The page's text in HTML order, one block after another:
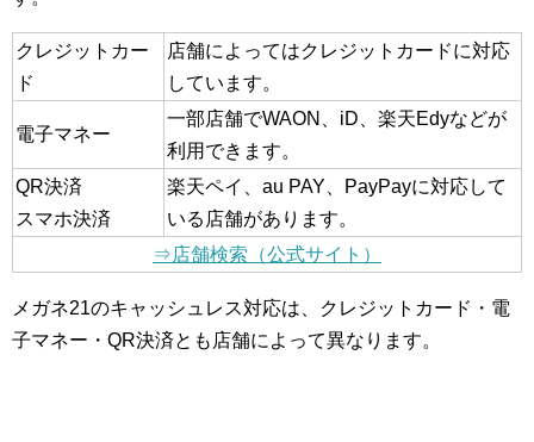
クレジットカー
ド
店舗によってはクレジットカードに対応
しています。
電子マネー
一部店舗でWAON、iD、楽天Edyなどが
利用できます。
QR決済
スマホ決済
楽天ペイ、au PAY、PayPayに対応して
いる店舗があります。
⇒店舗検索（公式サイト）
メガネ21のキャッシュレス対応は、クレジットカード・電
子マネー・QR決済とも店舗によって異なります。